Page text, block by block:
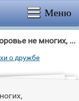
Меню
Стихотворение о дружбе "Я пью за здоровье не многих, Не многих, но верных друзей, Друзей неуклончиво"
о дружбе